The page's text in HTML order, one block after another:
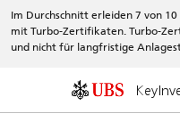
Im Durchschnitt erleiden 7 von
mit Turbo-Zertifikaten. Turbo-
und nicht für langfristige